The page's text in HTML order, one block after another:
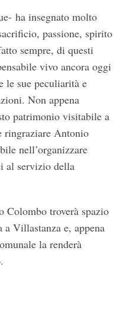
ha insegnato molto
passione, spirito
sempre, di questi
vivo ancora oggi
le sue peculiarità e
Non appena
patrimonio visitabile a
ringraziare Antonio
nell’organizzare
al servizio della
Colombo troverà spazio
Villastanza e, appena
la renderà